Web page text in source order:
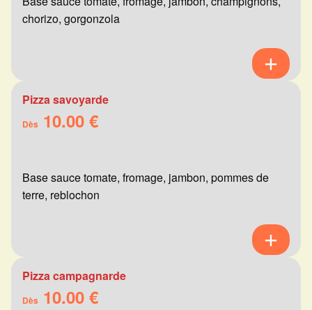
chorizo, gorgonzola
Pizza savoyarde
Dès 10.00 €
Base sauce tomate, fromage, jambon, pommes de
terre, reblochon
Pizza campagnarde
Dès 10.00 €